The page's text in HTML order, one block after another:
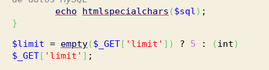
echo
htmlspecialchars ($sql ) ;
}
$limit = empty($_GET[ 'limit' ] ) ? 5 : (int)
$_GET[ 'limit' ] ;